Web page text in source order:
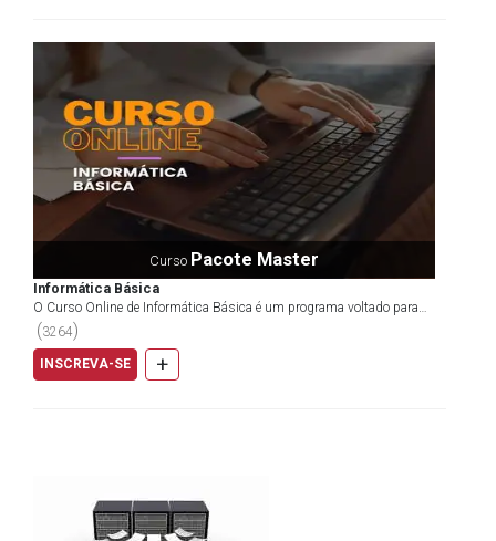
Curso Pacote Master
Informática Básica
O Curso Online de Informática Básica é um programa voltado para
profissionais que buscam se atualizar, aprimorar e...
(3264)
INSCREVA-SE +